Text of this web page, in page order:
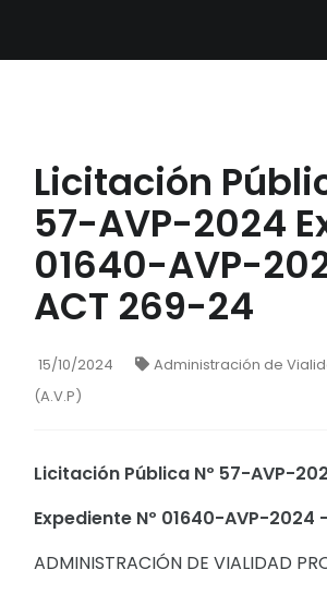
Licitación
57-AVP-2024
01640-AVP-
ACT 269-24
15/10/2024
Administración de
(A.V.P)
Licitación Pública Nº 57-AVP-
Expediente Nº 01640-AVP-2024
ADMINISTRACIÓN DE VIALIDAD